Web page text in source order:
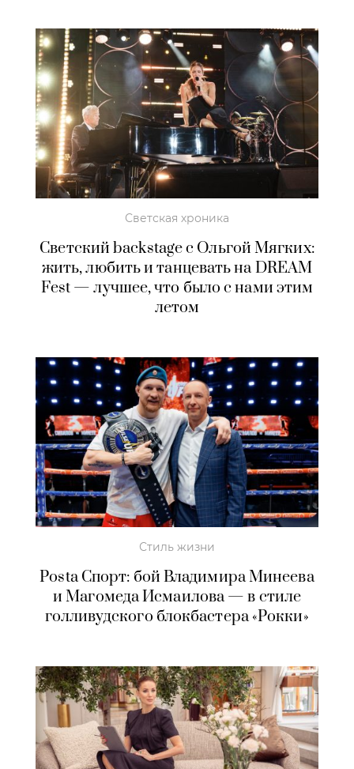
Светская хроника
Светский backstage с Ольгой Мягких:
жить, любить и танцевать на DREAM
Fest — лучшее, что было с нами этим
летом
Стиль жизни
Posta Спорт: бой Владимира Минеева
и Магомеда Исмаилова — в стиле
голливудского блокбастера «Рокки»